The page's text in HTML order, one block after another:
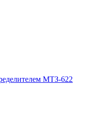
МТЗ-622